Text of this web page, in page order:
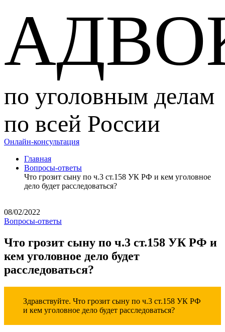
по уголовным делам
по всей России
Онлайн-консультация
Главная
Вопросы-ответы
Что грозит сыну по ч.3 ст.158 УК РФ и кем уголовное
дело будет расследоваться?
08/02/2022
Вопросы-ответы
Что грозит сыну по ч.3 ст.158 УК РФ и
кем уголовное дело будет
расследоваться?
Здравствуйте. Что грозит сыну по ч.3 ст.158 УК РФ
и кем уголовное дело будет расследоваться?